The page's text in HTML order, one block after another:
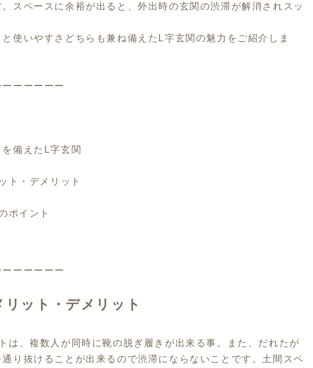
スペースに余裕が出ると、外出時の玄関の渋滞が解消されスッ
使いやすさどちらも兼ね備えたL字玄関の魅力をご紹介しま
ーーーーー
備えたL字玄関
ト・デメリット
ポイント
ーーーーー
リット・デメリット
は、複数人が同時に靴の脱ぎ履きが出来る事。また、だれたが
り抜けることが出来るので渋滞にならないことです。土間スペ